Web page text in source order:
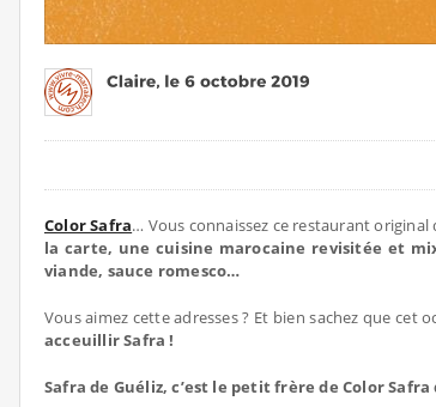
Color Safra… Vous connaissez ce restaurant original
la carte, une cuisine marocaine revisitée et
viande, sauce romesco…
Vous aimez cette adresses ? Et bien sachez que cet
acceuillir Safra !
Safra de Guéliz, c’est le petit frère de Color